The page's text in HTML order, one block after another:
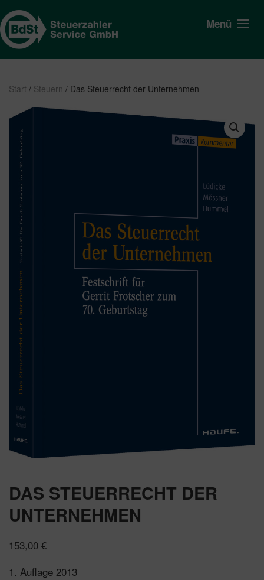
Menü
Start / Steuern / Das Steuerrecht der Unternehmen
DAS STEUERRECHT DER
UNTERNEHMEN
153,00 €
1. Auflage 2013